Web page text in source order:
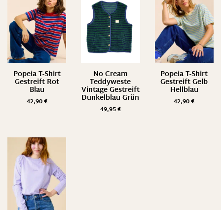
Popeia T-Shirt
Gestreift Rot
Blau
42,90€
No Cream
Teddyweste
Vintage Gestreift
Dunkelblau Grün
49,95€
Popeia T-Shirt
Gestreift Gelb
Hellblau
42,90€